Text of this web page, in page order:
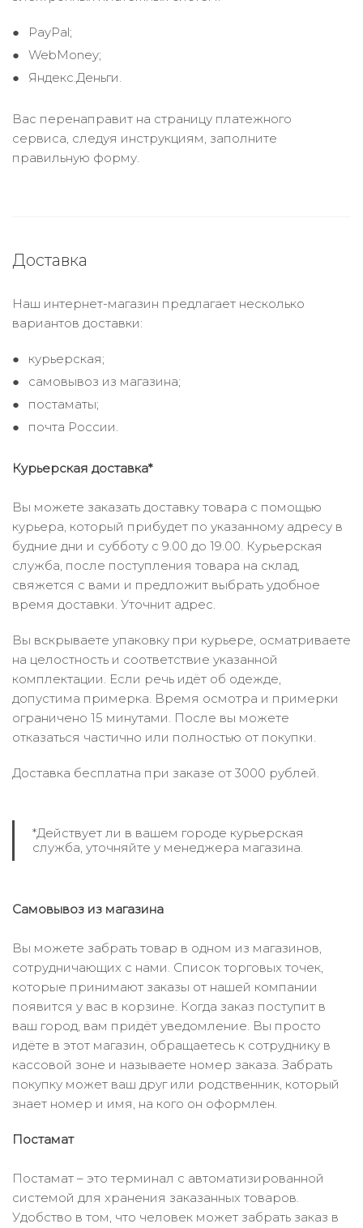
PayPal;
WebMoney;
Яндекс.Деньги.
Вас перенаправит на страницу платежного
сервиса, следуя инструкциям, заполните
правильную форму.
Доставка
Наш интернет-магазин предлагает несколько
вариантов доставки:
курьерская;
самовывоз из магазина;
постаматы;
почта России.
Курьерская доставка*
Вы можете заказать доставку товара с помощью
курьера, который прибудет по указанному адресу в
будние дни и субботу с 9.00 до 19.00. Курьерская
служба, после поступления товара на склад,
свяжется с вами и предложит выбрать удобное
время доставки. Уточнит адрес.
Вы вскрываете упаковку при курьере, осматриваете
на целостность и соответствие указанной
комплектации. Если речь идёт об одежде,
допустима примерка. Время осмотра и примерки
ограничено 15 минутами. После вы можете
отказаться частично или полностью от покупки.
Доставка бесплатна при заказе от 3000 рублей.
*Действует ли в вашем городе курьерская
служба, уточняйте у менеджера магазина.
Самовывоз из магазина
Вы можете забрать товар в одном из магазинов,
сотрудничающих с нами. Список торговых точек,
которые принимают заказы от нашей компании
появится у вас в корзине. Когда заказ поступит в
ваш город, вам придёт уведомление. Вы просто
идёте в этот магазин, обращаетесь к сотруднику в
кассовой зоне и называете номер заказа. Забрать
покупку может ваш друг или родственник, который
знает номер и имя, на кого он оформлен.
Постамат
Постамат – это терминал с автоматизированной
системой для хранения заказанных товаров.
Удобство в том, что человек может забрать заказ в